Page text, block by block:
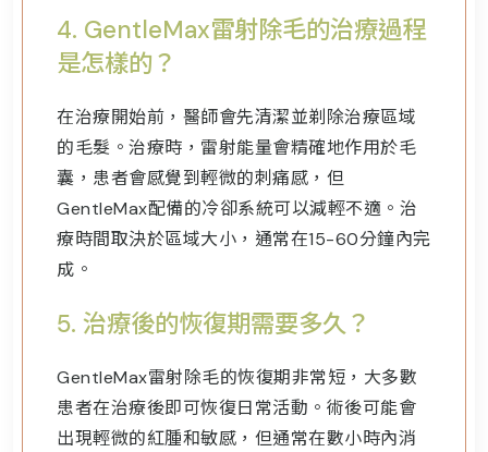
4. GentleMax雷射除毛的治療過程
是怎樣的？
在治療開始前，醫師會先清潔並剃除治療區域
的毛髮。治療時，雷射能量會精確地作用於毛
囊，患者會感覺到輕微的刺痛感，但
GentleMax配備的冷卻系統可以減輕不適。治
療時間取決於區域大小，通常在15-60分鐘內完
成。
5. 治療後的恢復期需要多久？
GentleMax雷射除毛的恢復期非常短，大多數
患者在治療後即可恢復日常活動。術後可能會
出現輕微的紅腫和敏感，但通常在數小時內消